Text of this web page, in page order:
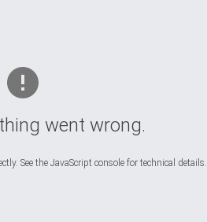
went wrong.
See the JavaScript console for technical details.